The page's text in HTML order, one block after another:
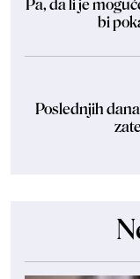
Pa, da li je
bi
Poslednjih